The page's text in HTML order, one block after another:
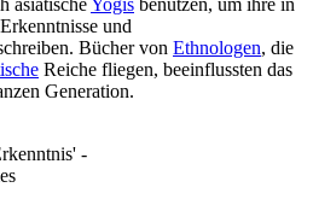
asiatischeYogis benutzen, um ihre in
und
Bücher von Ethnologen, die
Reiche fliegen, beeinflussten das
Generation.
-